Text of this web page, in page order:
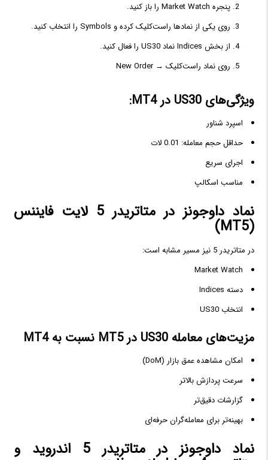
پنجره Market Watch را باز کنید.
روی یکی از نمادها راست‌کلیک کرده و Symbols را انتخاب کنید.
از بخش Indices نماد US30 را فعال کنید.
روی نماد راست‌کلیک → New Order
ویژگی‌های US30 در MT4:
اسپرد شناور
حداقل حجم معامله: 0.01 لات
اجرای سریع
مناسب اسکالپ
نماد داوجونز در متاتریدر 5 لایت فایننس
(MT5)
در متاتریدر 5 نیز مسیر مشابه است:
Market Watch
دسته Indices
انتخاب US30
مزیت‌های معامله US30 در MT5 نسبت به MT4
امکان مشاهده عمق بازار (DoM)
سرعت پردازش بالاتر
گزارشات دقیق‌تر
بهینه‌تر برای معامله‌گران حرفه‌ای
نماد داوجونز در متاتریدر 5 اندروید و